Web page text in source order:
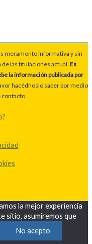
meramente informativa y sin
las titulaciones actual. Es
la información publicada por
hacédnoslo saber por medio
la mejor experiencia
sitio, asumiremos que
No acepto